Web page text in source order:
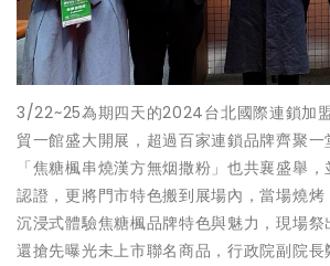
3/22~25為期四天的2024台北國際連鎖加
貿一館盛大開展，超過百家連鎖品牌齊聚
「焦糖楓串燒漢方無烟撒粉」也共襄盛舉
認證，更將門市特色搬到展場內，當場燒
沉浸式體驗焦糖楓品牌特色與魅力，現場祭
還搶先曝光未上市聯名商品，行政院副院長